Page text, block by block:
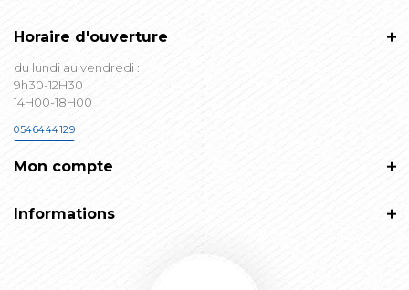
Horaire d'ouverture
du lundi au vendredi :
9h30-12H30
14H00-18H00
0546444129
Mon compte
Informations